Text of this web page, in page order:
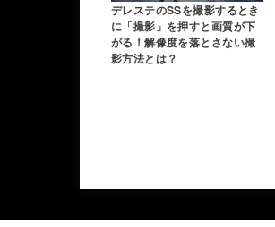
デレステのSSを撮影するとき
に「撮影」を押すと画質が下
がる！解像度を落とさない撮
影方法とは？